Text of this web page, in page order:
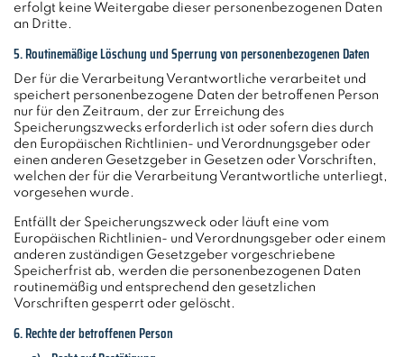
erfolgt keine Weitergabe dieser personenbezogenen Daten
an Dritte.
5. Routinemäßige Löschung und Sperrung von personenbezogenen Daten
Der für die Verarbeitung Verantwortliche verarbeitet und
speichert personenbezogene Daten der betroffenen Person
nur für den Zeitraum, der zur Erreichung des
Speicherungszwecks erforderlich ist oder sofern dies durch
den Europäischen Richtlinien- und Verordnungsgeber oder
einen anderen Gesetzgeber in Gesetzen oder Vorschriften,
welchen der für die Verarbeitung Verantwortliche unterliegt,
vorgesehen wurde.
Entfällt der Speicherungszweck oder läuft eine vom
Europäischen Richtlinien- und Verordnungsgeber oder einem
anderen zuständigen Gesetzgeber vorgeschriebene
Speicherfrist ab, werden die personenbezogenen Daten
routinemäßig und entsprechend den gesetzlichen
Vorschriften gesperrt oder gelöscht.
6. Rechte der betroffenen Person